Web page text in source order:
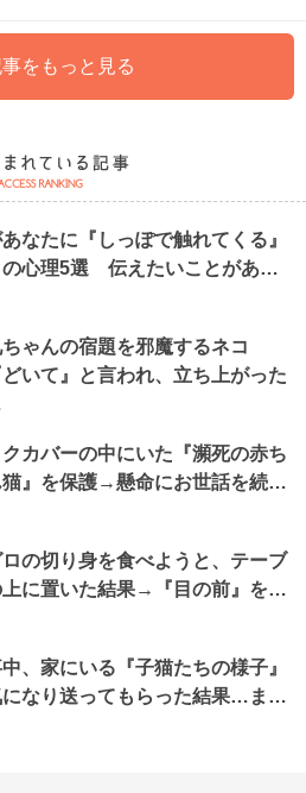
をもっと見る
なたに『しっぽで触れてくる』
の心理5選 伝えたいことがあ…
ゃんの宿題を邪魔するネコ
いて』と言われ、立ち上がった
カバーの中にいた『瀕死の赤ち
猫』を保護→懸命にお世話を続…
の切り身を食べようと、テーブ
上に置いた結果→『目の前』を…
、家にいる『子猫たちの様子』
になり送ってもらった結果…ま…